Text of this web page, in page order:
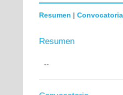
Resumen | Convocatoria
Resumen
--